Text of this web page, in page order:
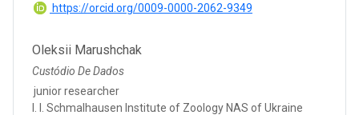
https://orcid.org/0009-0000-2062-9349
Oleksii Marushchak
Custódio De Dados
junior researcher
I. I. Schmalhausen Institute of Zoology NAS of Ukraine